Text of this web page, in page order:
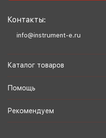
Контакты:
info@instrument-e.ru
Каталог товаров
Помощь
Рекомендуем